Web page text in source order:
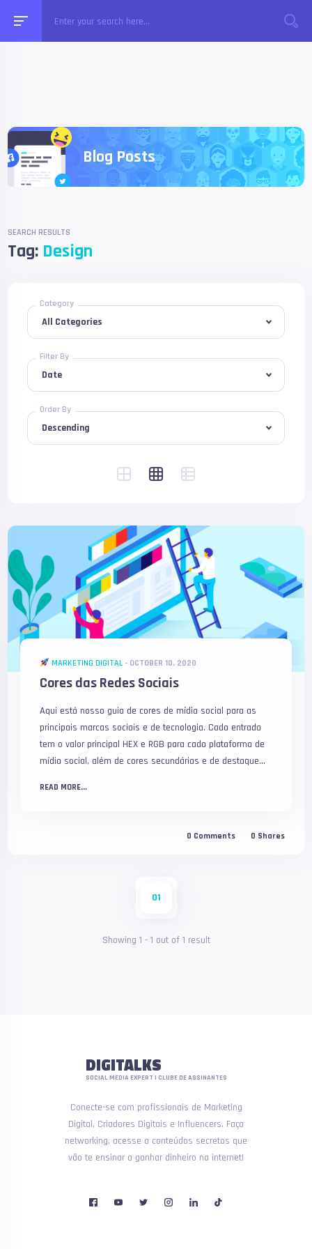
Blog Posts
SEARCH RESULTS
Tag: Design
Category
Filter By
Order By
MARKETING DIGITAL- OCTOBER 10, 2020
Cores das Redes Sociais
Aqui está nosso guia de cores de mídia social para as
principais marcas sociais e de tecnologia. Cada entrada
tem o valor principal HEX e RGB para cada plataforma de
mídia social, além de cores secundárias e de destaque...
READ MORE...
0 Comments 0 Shares
01
Showing 1 - 1 out of 1 result
DIGITALKS
SOCIAL MEDIA EXPERT | CLUBE DE ASSINANTES
Conecte-se com profissionais de Marketing
Digital, Criadores Digitais e Influencers. Faça
networking, acesse a conteúdos secretos que
vão te ensinar a ganhar dinheiro na internet!